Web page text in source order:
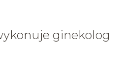
ginekolog